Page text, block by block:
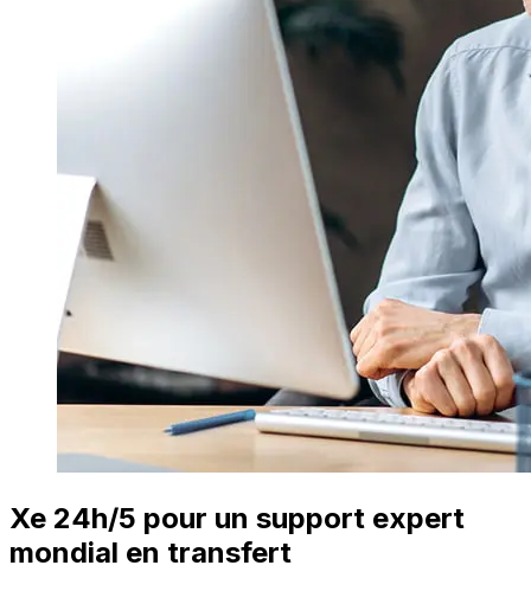
Xe 24h/5 pour un support expert
mondial en transfert